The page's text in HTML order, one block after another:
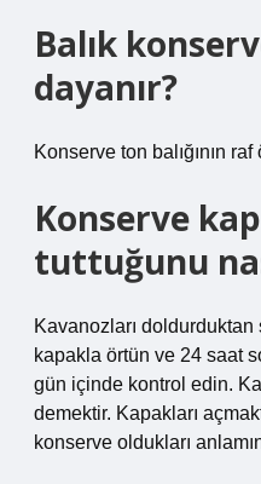
Balık
dayanır?
Konserve ton balığının
Konserve
tuttuğunu
Kavanozları
kapakla örtün ve 24 saat
gün içinde kontrol edin.
demektir. Kapakları
konserve oldukları